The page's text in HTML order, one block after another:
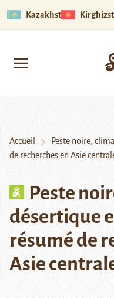
Kazakhstan
Accueil
Peste noire,
de recherches en Asie
Peste
désertique
résumé de
Asie